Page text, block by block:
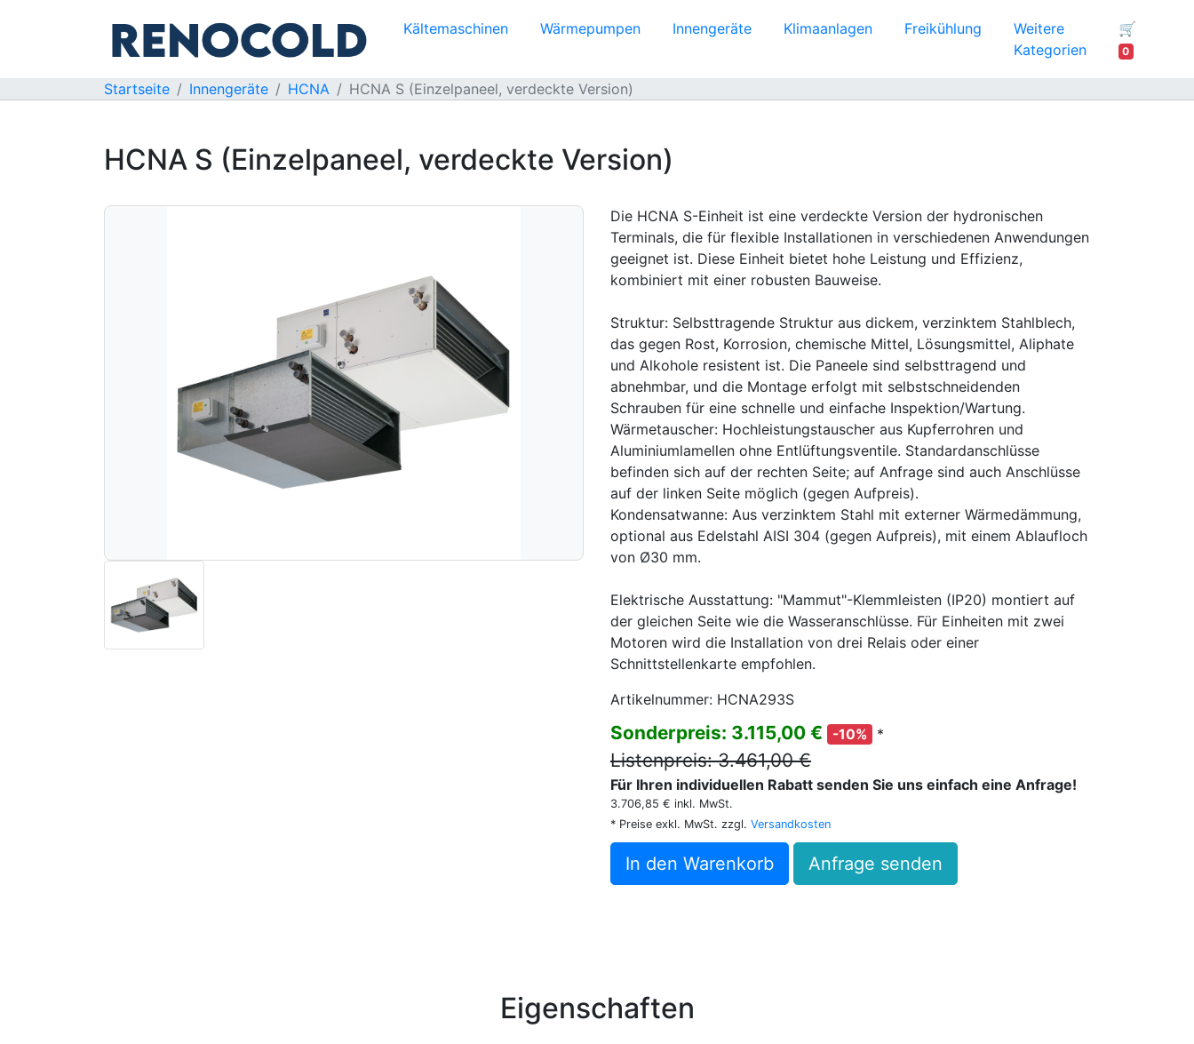
Kältemaschinen Wärmepumpen Innengeräte Klimaanlagen Freikühlung
Weitere
Kategorien
🛒
0
Startseite Innengeräte HCNA HCNA S (Einzelpaneel, verdeckte Version)
HCNA S (Einzelpaneel, verdeckte Version)
Die HCNA S-Einheit ist eine verdeckte Version der hydronischen
Terminals, die für flexible Installationen in verschiedenen Anwendungen
geeignet ist. Diese Einheit bietet hohe Leistung und Effizienz,
kombiniert mit einer robusten Bauweise.
Struktur: Selbsttragende Struktur aus dickem, verzinktem Stahlblech,
das gegen Rost, Korrosion, chemische Mittel, Lösungsmittel, Aliphate
und Alkohole resistent ist. Die Paneele sind selbsttragend und
abnehmbar, und die Montage erfolgt mit selbstschneidenden
Schrauben für eine schnelle und einfache Inspektion/Wartung.
Wärmetauscher: Hochleistungstauscher aus Kupferrohren und
Aluminiumlamellen ohne Entlüftungsventile. Standardanschlüsse
befinden sich auf der rechten Seite; auf Anfrage sind auch Anschlüsse
auf der linken Seite möglich (gegen Aufpreis).
Kondensatwanne: Aus verzinktem Stahl mit externer Wärmedämmung,
optional aus Edelstahl AISI 304 (gegen Aufpreis), mit einem Ablaufloch
von Ø30 mm.
Elektrische Ausstattung: "Mammut"-Klemmleisten (IP20) montiert auf
der gleichen Seite wie die Wasseranschlüsse. Für Einheiten mit zwei
Motoren wird die Installation von drei Relais oder einer
Schnittstellenkarte empfohlen.
Artikelnummer: HCNA293S
Sonderpreis: 3.115,00 € -10% *
Listenpreis: 3.461,00 €
Für Ihren individuellen Rabatt senden Sie uns einfach eine Anfrage!
3.706,85 € inkl. MwSt.
* Preise exkl. MwSt. zzgl. Versandkosten
In den Warenkorb Anfrage senden
Eigenschaften